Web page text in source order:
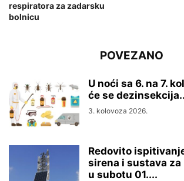
respiratora za zadarsku
bolnicu
POVEZANO
U noći sa 6. na 7.
će se
3. kolovoza 2026.
Redovito
sirena i sustava
u subotu 01....